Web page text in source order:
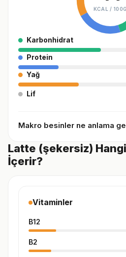
KCAL / 100G
Karbonhidrat
Protein
Yağ
Lif
Makro besinler ne anlama
Latte (şekersiz)
İçerir?
Vitaminler
B12
B2